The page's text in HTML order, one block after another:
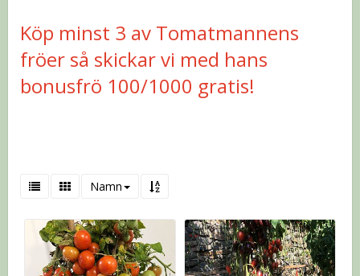
Köp minst 3 av Tomatmannens
fröer så skickar vi med hans
bonusfrö 100/1000 gratis!
Namn